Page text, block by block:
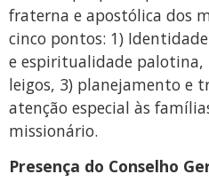
fraterna e apostólica dos
cinco pontos: 1)
e espiritualidade palotina,
leigos, 3) planejamento e
atenção especial às
missionário.
Presença do Conselho